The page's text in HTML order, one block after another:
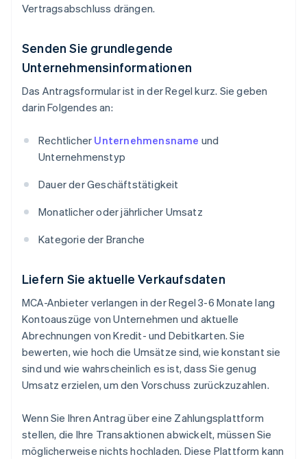
Vertragsabschluss drängen.
Senden Sie grundlegende
Unternehmensinformationen
Das Antragsformular ist in der Regel kurz. Sie geben
darin Folgendes an:
Rechtlicher Unternehmensname und
Unternehmenstyp
Dauer der Geschäftstätigkeit
Monatlicher oder jährlicher Umsatz
Kategorie der Branche
Liefern Sie aktuelle Verkaufsdaten
MCA-Anbieter verlangen in der Regel 3-6 Monate lang
Kontoauszüge von Unternehmen und aktuelle
Abrechnungen von Kredit- und Debitkarten. Sie
bewerten, wie hoch die Umsätze sind, wie konstant sie
sind und wie wahrscheinlich es ist, dass Sie genug
Umsatz erzielen, um den Vorschuss zurückzuzahlen.
Wenn Sie Ihren Antrag über eine Zahlungsplattform
stellen, die Ihre Transaktionen abwickelt, müssen Sie
möglicherweise nichts hochladen. Diese Plattform kann